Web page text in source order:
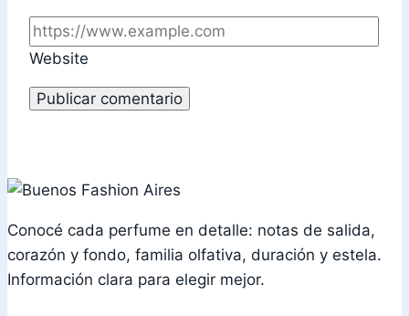
Website
Conocé cada perfume en detalle: notas de salida,
corazón y fondo, familia olfativa, duración y estela.
Información clara para elegir mejor.